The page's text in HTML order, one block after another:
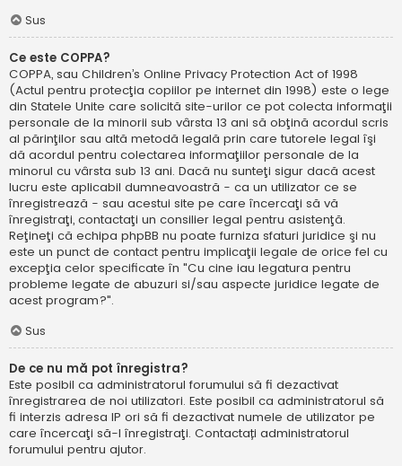
Sus
Ce este COPPA?
COPPA, sau Children’s Online Privacy Protection Act of 1998
(Actul pentru protecţia copiilor pe internet din 1998) este o lege
din Statele Unite care solicită site-urilor ce pot colecta informaţii
personale de la minorii sub vârsta 13 ani să obţină acordul scris
al părinţilor sau altă metodă legală prin care tutorele legal îşi
dă acordul pentru colectarea informaţiilor personale de la
minorul cu vârsta sub 13 ani. Dacă nu sunteţi sigur dacă acest
lucru este aplicabil dumneavoastră - ca un utilizator ce se
înregistrează - sau acestui site pe care încercaţi să vă
înregistraţi, contactaţi un consilier legal pentru asistenţă.
Reţineţi că echipa phpBB nu poate furniza sfaturi juridice şi nu
este un punct de contact pentru implicaţii legale de orice fel cu
excepţia celor specificate în "Cu cine iau legatura pentru
probleme legate de abuzuri si/sau aspecte juridice legate de
acest program?".
Sus
De ce nu mă pot înregistra?
Este posibil ca administratorul forumului să fi dezactivat
înregistrarea de noi utilizatori. Este posibil ca administratorul să
fi interzis adresa IP ori să fi dezactivat numele de utilizator pe
care încercaţi să-l înregistraţi. Contactați administratorul
forumului pentru ajutor.